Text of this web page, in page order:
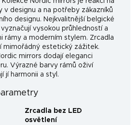
v designu a na potřeby zákazníků
designu. Nejkvalitnější belgické
vysokou průhledností a
rámy a moderním stylem. Zrcadla
mimořádný estetický zážitek.
mirrors dodají eleganci
Výrazné barvy rámů oživí
jí harmonii a styl.
Zrcadla bez LED
osvětlení